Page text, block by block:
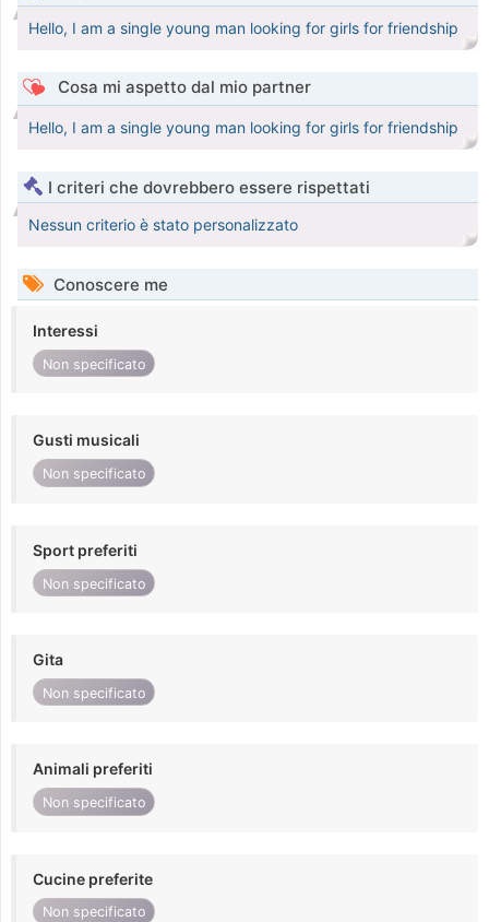
Hello, I am a single young man looking for girls for friendship
Cosa mi aspetto dal mio partner
Hello, I am a single young man looking for girls for friendship
I criteri che dovrebbero essere rispettati
Nessun criterio è stato personalizzato
Conoscere me
Interessi
Non specificato
Gusti musicali
Non specificato
Sport preferiti
Non specificato
Gita
Non specificato
Animali preferiti
Non specificato
Cucine preferite
Non specificato